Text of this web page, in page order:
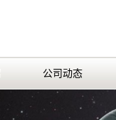
公司动态